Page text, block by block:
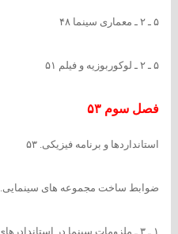
۵ ـ ۲ ـ معماری سینما ۴۸
۵ ـ ۲ ـ لوکوربوزیه و فیلم ۵۱
فصل سوم ۵۳
استانداردها و برنامه فیزیکی. ۵۳
ضوابط ساخت مجموعه های سینمایی. ۵۳
۱ ـ ۳ ـ ملزومات سینما در استاندادرهای آمریکایی. ۵۳